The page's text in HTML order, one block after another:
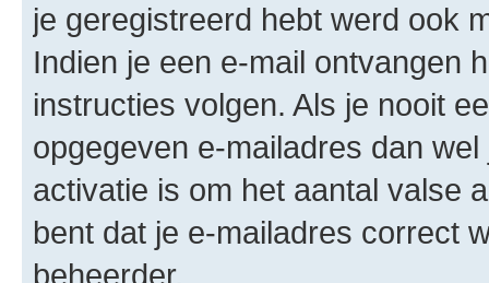
je geregistreerd hebt werd ook
Indien je een e-mail ontvangen
instructies volgen. Als je nooit
opgegeven e-mailadres dan
activatie is om het aantal valse
bent dat je e-mailadres correct
beheerder.